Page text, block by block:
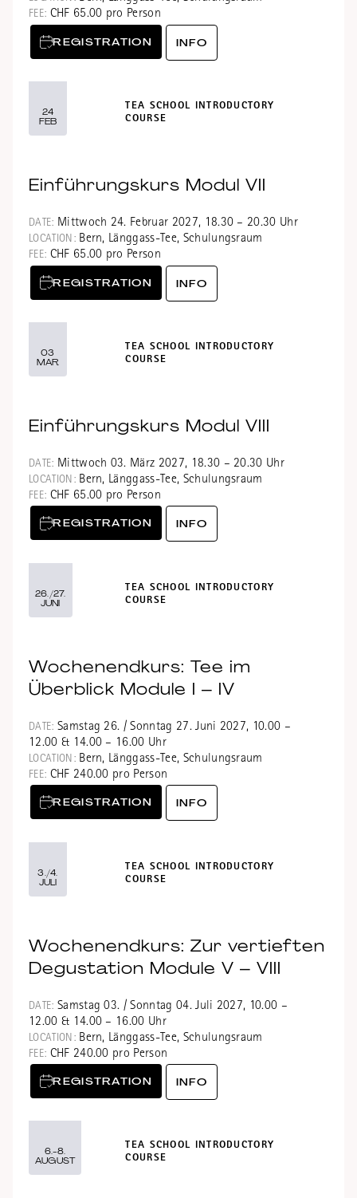
FEE: CHF 65.00 pro Person
REGISTRATION INFO
24
FEB
TEA SCHOOL INTRODUCTORY
COURSE
Einführungskurs Modul VII
DATE: Mittwoch 24. Februar 2027, 18.30 – 20.30 Uhr
LOCATION:Bern, Länggass-Tee, Schulungsraum
FEE: CHF 65.00 pro Person
REGISTRATION INFO
03
MAR
TEA SCHOOL INTRODUCTORY
COURSE
Einführungskurs Modul VIII
DATE: Mittwoch 03. März 2027, 18.30 – 20.30 Uhr
LOCATION:Bern, Länggass-Tee, Schulungsraum
FEE: CHF 65.00 pro Person
REGISTRATION INFO
26./27.
JUNI
TEA SCHOOL INTRODUCTORY
COURSE
Wochenendkurs: Tee im
Überblick Module I – IV
DATE: Samstag 26. / Sonntag 27. Juni 2027, 10.00 –
12.00 & 14.00 – 16.00 Uhr
LOCATION:Bern, Länggass-Tee, Schulungsraum
FEE: CHF 240.00 pro Person
REGISTRATION INFO
3./4.
JULI
TEA SCHOOL INTRODUCTORY
COURSE
Wochenendkurs: Zur vertieften
Degustation Module V – VIII
DATE: Samstag 03. / Sonntag 04. Juli 2027, 10.00 –
12.00 & 14.00 – 16.00 Uhr
LOCATION:Bern, Länggass-Tee, Schulungsraum
FEE: CHF 240.00 pro Person
REGISTRATION INFO
6.-8.
AUGUST
TEA SCHOOL INTRODUCTORY
COURSE